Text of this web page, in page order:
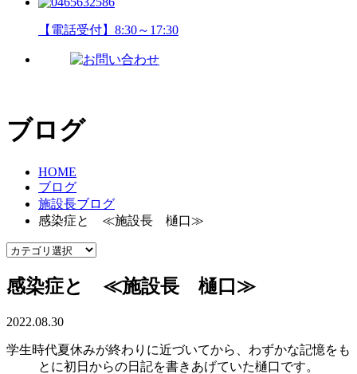
【電話受付】8:30～17:30
ブログ
HOME
ブログ
施設長ブログ
感染症と ≪施設長 樋口≫
感染症と ≪施設長 樋口≫
2022.08.30
学生時代夏休みが終わりに近づいてから、わずかな記憶をも
とに初日からの日記を書きあげていた樋口です。